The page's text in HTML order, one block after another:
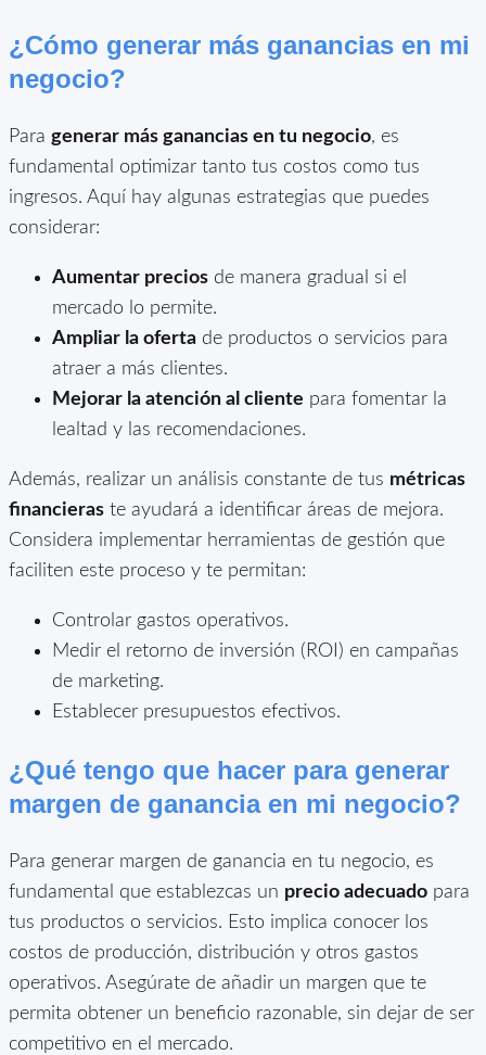
¿Cómo generar más ganancias en mi
negocio?
Para generar más ganancias en tu negocio, es
fundamental optimizar tanto tus costos como tus
ingresos. Aquí hay algunas estrategias que puedes
considerar:
Aumentar precios de manera gradual si el
mercado lo permite.
Ampliar la oferta de productos o servicios para
atraer a más clientes.
Mejorar la atención al cliente para fomentar la
lealtad y las recomendaciones.
Además, realizar un análisis constante de tus métricas
financieras te ayudará a identificar áreas de mejora.
Considera implementar herramientas de gestión que
faciliten este proceso y te permitan:
Controlar gastos operativos.
Medir el retorno de inversión (ROI) en campañas
de marketing.
Establecer presupuestos efectivos.
¿Qué tengo que hacer para generar
margen de ganancia en mi negocio?
Para generar margen de ganancia en tu negocio, es
fundamental que establezcas un precio adecuado para
tus productos o servicios. Esto implica conocer los
costos de producción, distribución y otros gastos
operativos. Asegúrate de añadir un margen que te
permita obtener un beneficio razonable, sin dejar de ser
competitivo en el mercado.